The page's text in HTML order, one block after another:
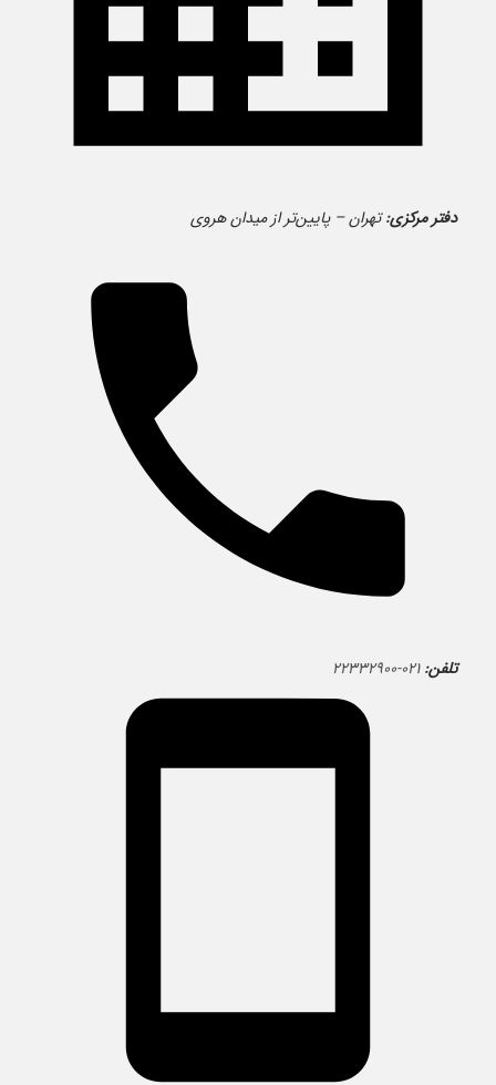
دفتر مرکزی:تهران – پایین‌تر از میدان هروی
تلفن: ۰۲۱-۲۲۳۳۲۹۰۰